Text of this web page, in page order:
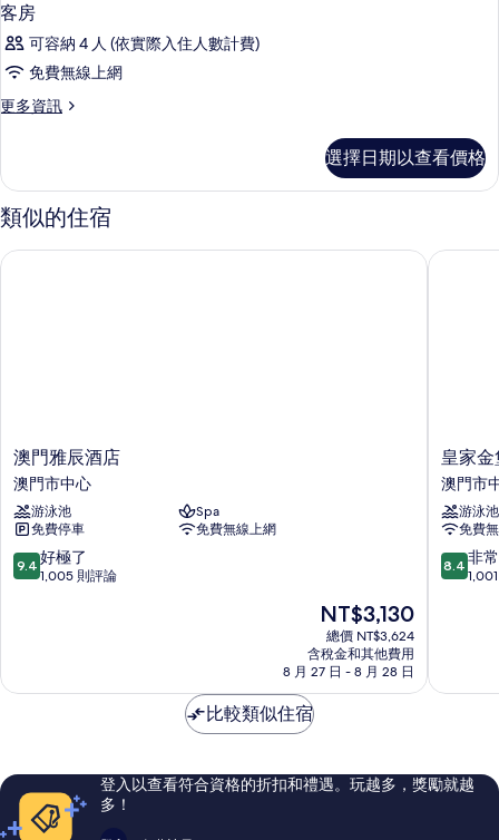
客房
可容納 4 人 (依實際入住人數計費)
免費無線上網
更多資訊
更
的
詳
情
選擇日期以查看價格
類似的住宿
澳
門
雅
辰
酒
店
澳
澳門雅辰酒店
澳門市中心
游泳池
Spa
免費停車
免費無線上網
9.4
分，
極
評
論
9.4 好極了
1,005 則評論
現
在
價
格
為
NT$3,130
總價 NT$3,624
含稅金和其他費用
8 月 27 日 - 8 月 28 日
澳門雅辰酒店
皇
家
金
堡
飯
店
澳
皇家
澳門市
游泳池
免費
8.4
分，
常
評
論
8.4 非
皇家金
比較類似住宿
登入以查看符合資格的折扣和禮遇。玩越多，獎勵就越
多！